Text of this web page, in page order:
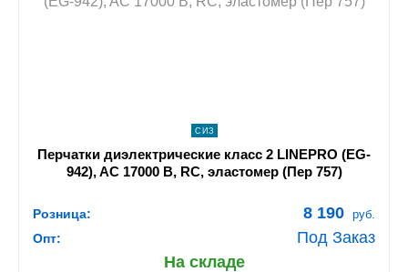
СИЗ
Перчатки диэлектрические класс 2 LINEPRO (EG-
942), AC 17000 В, RC, эластомер (Пер 757)
Розница: 8 190 руб.
Опт:
Под Заказ
На складе